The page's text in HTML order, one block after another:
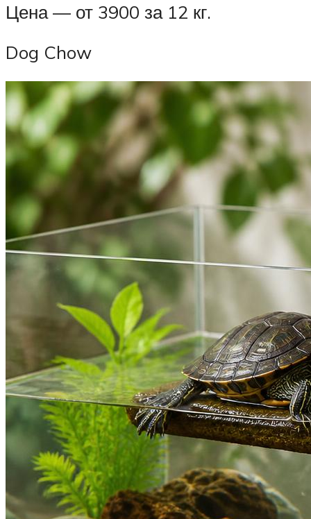
Цена — от 3900 за 12 кг.
Dog Chow